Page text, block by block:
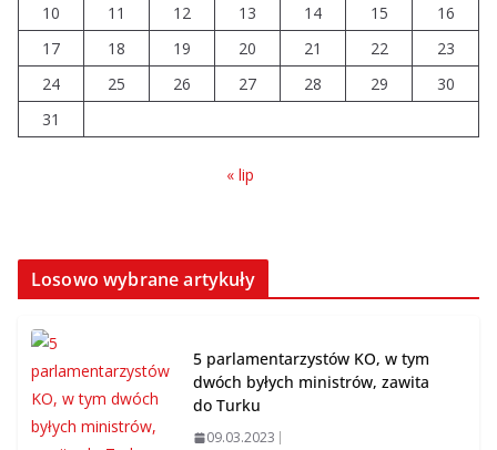
Brylant dla Turku? 255. miejsce
trudno uznać za sukces
07.08.2026
10
11 12 13 14 15
16
17
18 19 20 21 22
23
24
25 26 27 28 29
30
31
« lip
Losowo wybrane artykuły
5 parlamentarzystów KO, w tym
dwóch byłych ministrów, zawita
do Turku
09.03.2023